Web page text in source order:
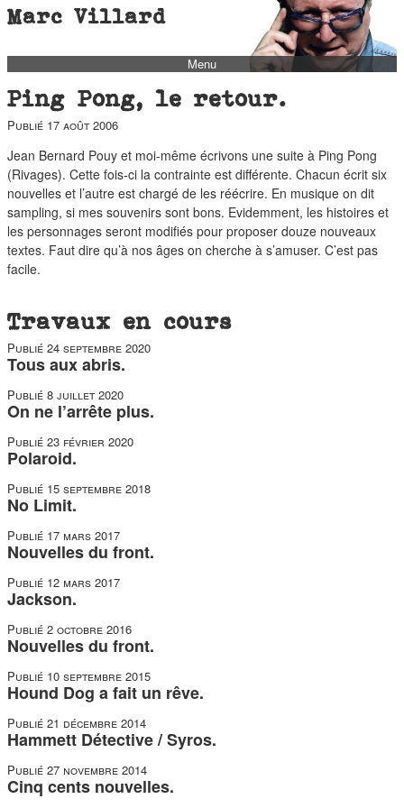
Marc Villard
Menu
barbès
music
autofiction
interviews
famille
Ping Pong, le retour.
Publié 17 août 2006
Jean Bernard Pouy et moi-même écrivons une suite à Ping Pong
(Rivages). Cette fois-ci la contrainte est différente. Chacun écrit six
nouvelles et l’autre est chargé de les réécrire. En musique on dit
sampling, si mes souvenirs sont bons. Evidemment, les histoires et
les personnages seront modifiés pour proposer douze nouveaux
textes. Faut dire qu’à nos âges on cherche à s’amuser. C’est pas
facile.
Travaux en cours
Publié 24 septembre 2020
Tous aux abris.
Publié 8 juillet 2020
On ne l’arrête plus.
Publié 23 février 2020
Polaroid.
Publié 15 septembre 2018
No Limit.
Publié 17 mars 2017
Nouvelles du front.
Publié 12 mars 2017
Jackson.
Publié 2 octobre 2016
Nouvelles du front.
Publié 10 septembre 2015
Hound Dog a fait un rêve.
Publié 21 décembre 2014
Hammett Détective / Syros.
Publié 27 novembre 2014
Cinq cents nouvelles.